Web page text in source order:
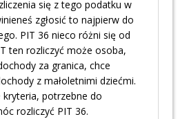
się z tego podatku w
zgłosić to najpierw do
PIT 36 nieco różni się od
ten rozliczyć może osoba,
za granica, chce
z małoletnimi dziećmi.
potrzebne do
rozliczyć PIT 36.